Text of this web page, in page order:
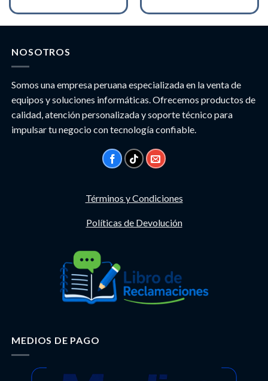
NOSOTROS
Somos una empresa peruana especializada en la venta de
equipos y soluciones informáticas. Ofrecemos productos de
calidad, atención personalizada y soporte técnico para
impulsar tu negocio con tecnología confiable.
Términos y Condiciones
Políticas de Devolución
MEDIOS DE PAGO